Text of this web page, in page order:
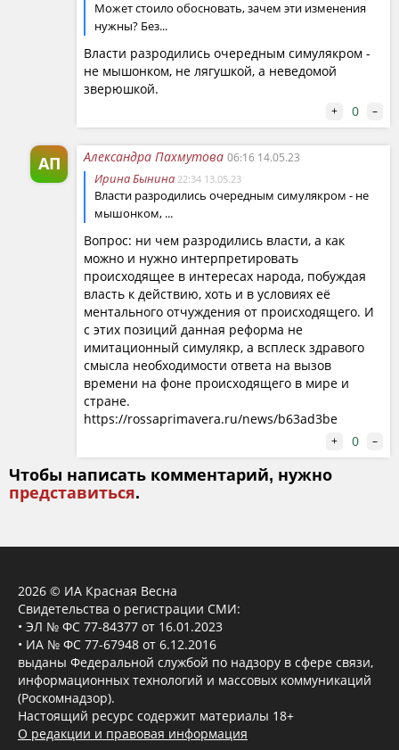
Может стоило обосновать, зачем эти изменения
нужны? Без...
Власти разродились очередным симулякром -
не мышонком, не лягушкой, а неведомой
зверюшкой.
+ 0 –
АП Александра Пахмутова 06:16 14.05.23
Ирина Бынина 22:34 13.05.23
Власти разродились очередным симулякром - не
мышонком, ...
Вопрос: ни чем разродились власти, а как
можно и нужно интерпретировать
происходящее в интересах народа, побуждая
власть к действию, хоть и в условиях её
ментального отчуждения от происходящего. И
с этих позиций данная реформа не
имитационный симулякр, а всплеск здравого
смысла необходимости ответа на вызов
времени на фоне происходящего в мире и
стране.
https://rossaprimavera.ru/news/b63ad3be
+ 0 –
Чтобы написать комментарий, нужно
представиться.
2026 © ИА Красная Весна
Свидетельства о регистрации СМИ:
• ЭЛ № ФС 77-84377 от 16.01.2023
• ИА № ФС 77-67948 от 6.12.2016
выданы Федеральной службой по надзору в сфере связи,
информационных технологий и массовых коммуникаций
(Роскомнадзор).
Настоящий ресурс содержит материалы 18+
О редакции и правовая информация